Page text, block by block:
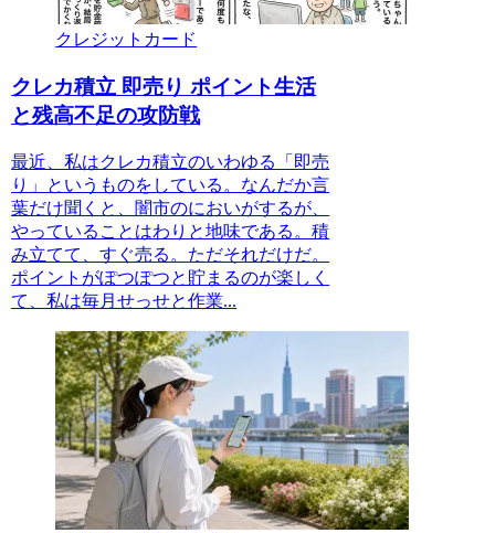
クレジットカード
クレカ積立 即売り ポイント生活
と残高不足の攻防戦
最近、私はクレカ積立のいわゆる「即売
り」というものをしている。なんだか言
葉だけ聞くと、闇市のにおいがするが、
やっていることはわりと地味である。積
み立てて、すぐ売る。ただそれだけだ。
ポイントがぽつぽつと貯まるのが楽しく
て、私は毎月せっせと作業...